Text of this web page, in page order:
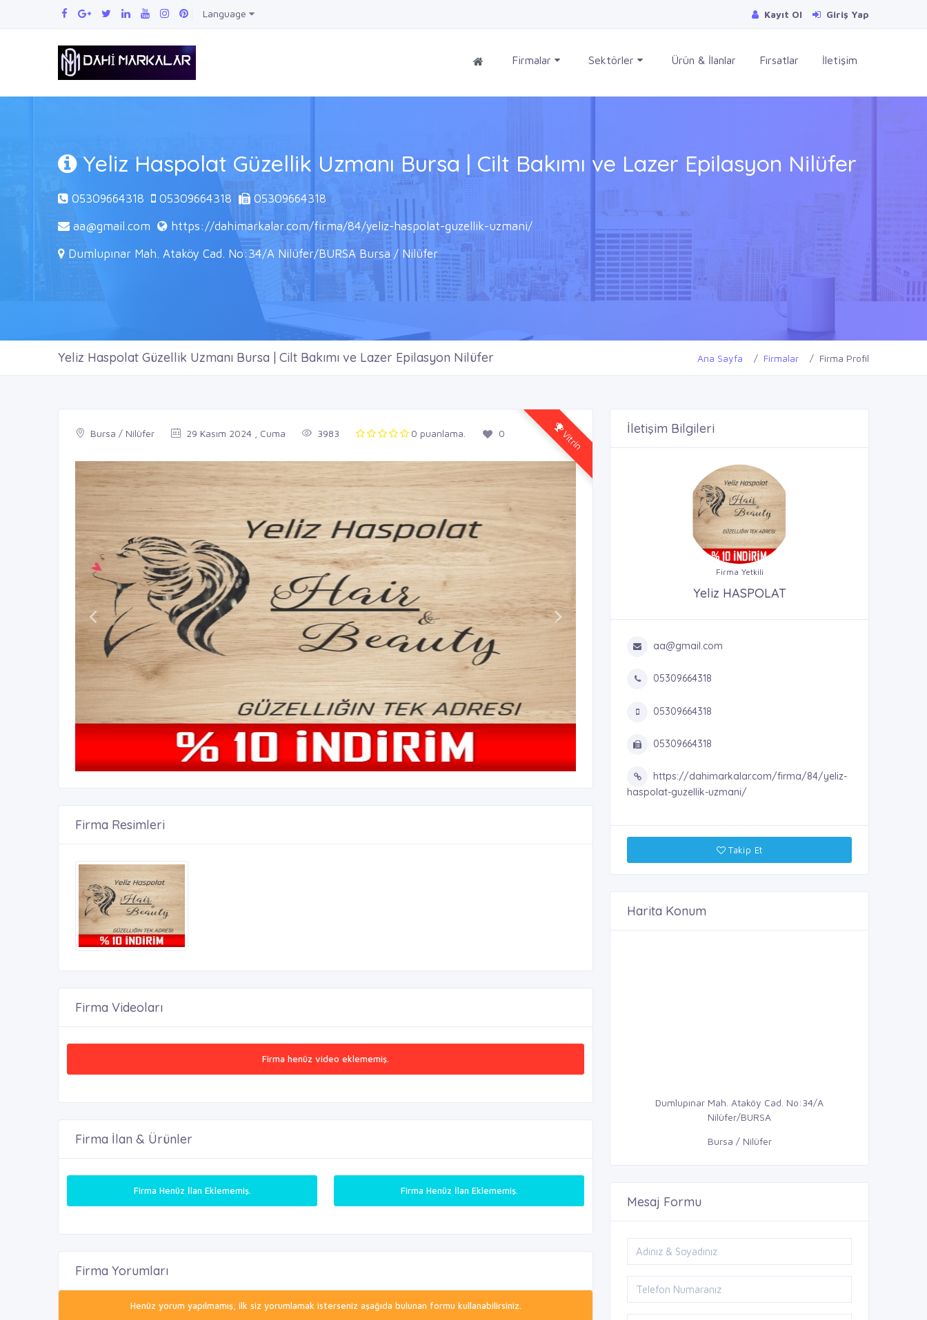
Language Kayıt Ol Giriş Yap
Firmalar Sektörler Ürün & İlanlar Fırsatlar İletişim
Yeliz Haspolat Güzellik Uzmanı Bursa | Cilt Bakımı ve Lazer Epilasyon Nilüfer
05309664318 05309664318
05309664318
aa@gmail.com
https://dahimarkalar.com/firma/84/yeliz-haspolat-guzellik-uzmani/
Dumlupınar Mah. Ataköy Cad. No:34/A Nilüfer/BURSA Bursa / Nilüfer
Yeliz Haspolat Güzellik Uzmanı Bursa | Cilt Bakımı ve Lazer Epilasyon Nilüfer Ana Sayfa Firmalar Firma Profil
Vitrin
Bursa / Nilüfer 29 Kasım 2024 , Cuma 3983 0 puanlama. 0
Firma Resimleri
Firma Videoları
Firma henüz video eklememiş.
Firma İlan & Ürünler
Firma Henüz İlan Eklememiş. Firma Henüz İlan Eklememiş.
Firma Yorumları
Henüz yorum yapılmamış, ilk siz yorumlamak isterseniz aşağıda bulunan formu kullanabilirsiniz.
İletişim Bilgileri
Firma Yetkili
Yeliz HASPOLAT
aa@gmail.com
05309664318
05309664318
05309664318
https://dahimarkalar.com/firma/84/yeliz-
haspolat-guzellik-uzmani/
Takip Et
Harita Konum
Dumlupınar Mah. Ataköy Cad. No:34/A
Nilüfer/BURSA
Bursa / Nilüfer
Mesaj Formu